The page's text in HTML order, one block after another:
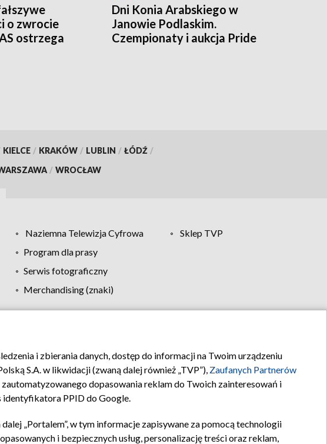
o zwrocie
ostrzega
Dni Konia Arabskiego w
Janowie Podlaskim.
Czempionaty i aukcja Pride
KIELCE / KRAKÓW / LUBLIN / ŁÓDŹ /
/ WROCŁAW
Naziemna Telewizja Cyfrowa
Sklep TVP
Program dla prasy
Serwis fotograficzny
Merchandising (znaki)
Biuro reklamy Kontakt
i zbierania danych, dostęp do informacji na Twoim urządzeniu
S.A. w likwidacji (zwaną dalej również „TVP”), Zaufanych Partnerów
dopasowania reklam do Twoich zainteresowań i
identyfikatora PPID do Google.
dalej „Portalem”, w tym informacje zapisywane za pomocą technologii
i bezpiecznych usług, personalizację treści oraz reklam,